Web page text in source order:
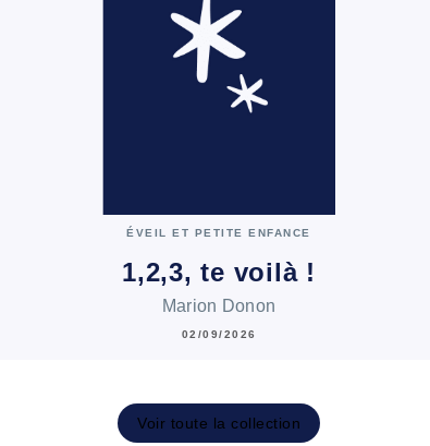
ÉVEIL ET PETITE ENFANCE
1,2,3, te voilà !
Marion Donon
02/09/2026
Voir toute la collection